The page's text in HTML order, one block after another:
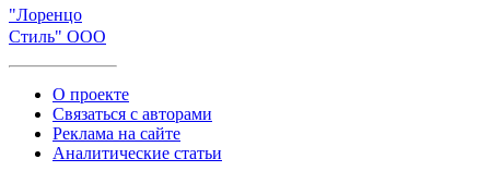
"Лоренцо
Стиль" ООО
О проекте
Связаться с авторами
Реклама на сайте
Аналитические статьи